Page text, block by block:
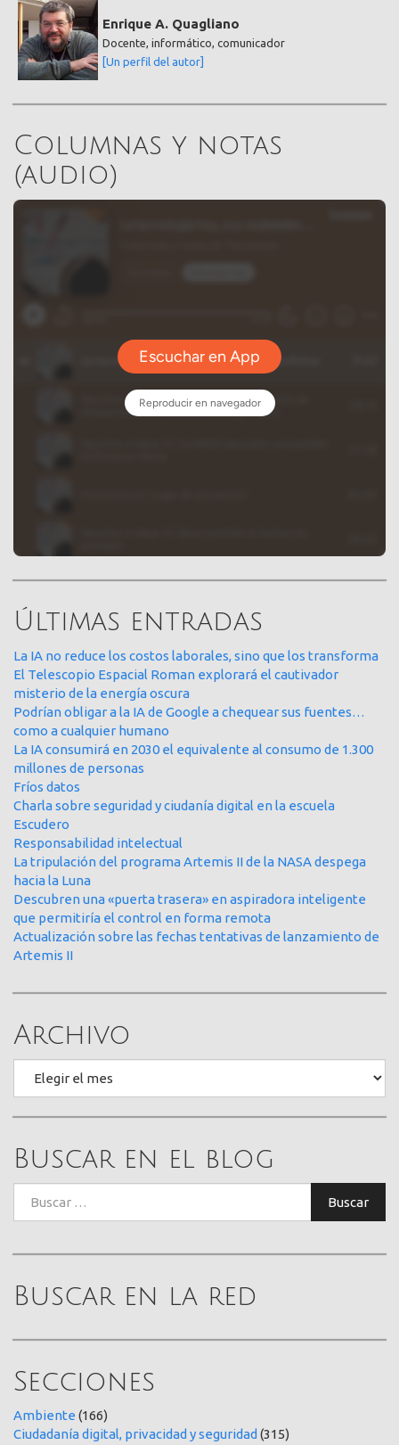
Enrique A. Quagliano
Docente, informático, comunicador
[Un perfil del autor]
Columnas y notas
(audio)
Últimas entradas
La IA no reduce los costos laborales, sino que los transforma
El Telescopio Espacial Roman explorará el cautivador
misterio de la energía oscura
Podrían obligar a la IA de Google a chequear sus fuentes…
como a cualquier humano
La IA consumirá en 2030 el equivalente al consumo de 1.300
millones de personas
Fríos datos
Charla sobre seguridad y ciudanía digital en la escuela
Escudero
Responsabilidad intelectual
La tripulación del programa Artemis II de la NASA despega
hacia la Luna
Descubren una «puerta trasera» en aspiradora inteligente
que permitiría el control en forma remota
Actualización sobre las fechas tentativas de lanzamiento de
Artemis II
Archivo
Buscar en el blog
Buscar
Buscar en la red
Secciones
Ambiente (166)
Ciudadanía digital, privacidad y seguridad (315)